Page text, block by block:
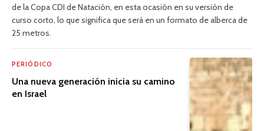
de la Copa CDI de Natación, en esta ocasión en su versión de
curso corto, lo que significa que será en un formato de alberca de
25 metros.
PERIÓDICO
Una nueva generación inicia su camino
en Israel